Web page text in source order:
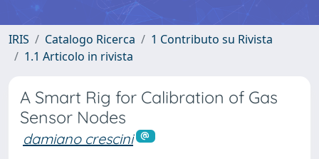
IRIS Catalogo Ricerca
1 Contributo su Rivista
1.1 Articolo in rivista
A Smart Rig for Calibration of Gas
Sensor Nodes
damiano crescini